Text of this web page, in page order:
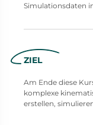
Simulationsdaten
ZIEL
Am Ende diese
komplexe
erstellen,